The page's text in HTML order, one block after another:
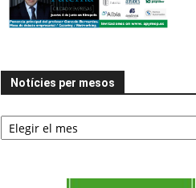
Notícies per mesos
Notícies
per